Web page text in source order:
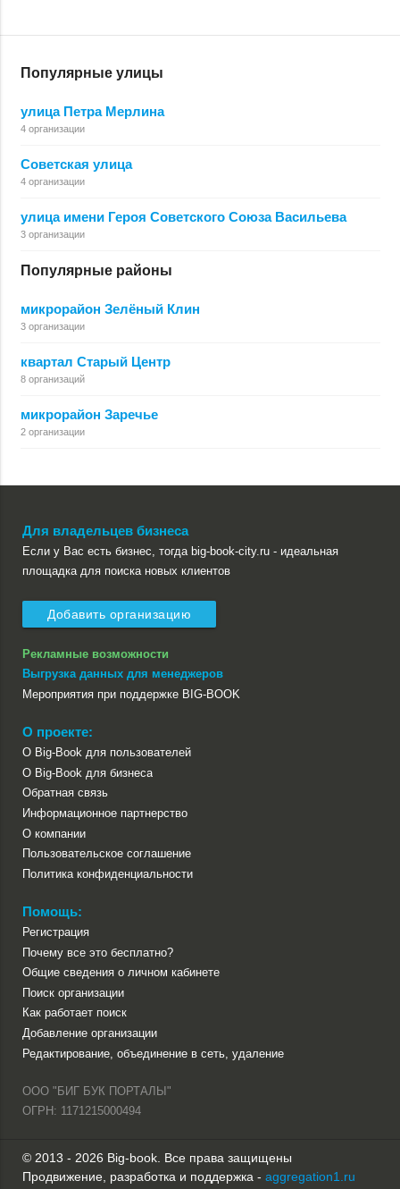
Популярные улицы
улица Петра Мерлина
4 организации
Советская улица
4 организации
улица имени Героя Советского Союза Васильева
3 организации
Популярные районы
микрорайон Зелёный Клин
3 организации
квартал Старый Центр
8 организаций
микрорайон Заречье
2 организации
Для владельцев бизнеса
Если у Вас есть бизнес, тогда big-book-city.ru - идеальная
площадка для поиска новых клиентов
Добавить организацию
Рекламные возможности
Выгрузка данных для менеджеров
Мероприятия при поддержке BIG-BOOK
О проекте:
О Big-Book для пользователей
О Big-Book для бизнеса
Обратная связь
Информационное партнерство
О компании
Пользовательское соглашение
Политика конфиденциальности
Помощь:
Регистрация
Почему все это бесплатно?
Общие сведения о личном кабинете
Поиск организации
Как работает поиск
Добавление организации
Редактирование, объединение в сеть, удаление
ООО "БИГ БУК ПОРТАЛЫ"
ОГРН: 1171215000494
© 2013 - 2026 Big-book. Все права защищены
Продвижение, разработка и поддержка - aggregation1.ru